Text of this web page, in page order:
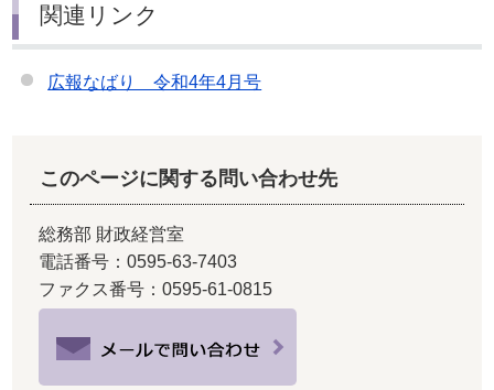
関連リンク
広報なばり 令和4年4月号
このページに関する問い合わせ先
総務部 財政経営室
電話番号：0595-63-7403
ファクス番号：0595-61-0815